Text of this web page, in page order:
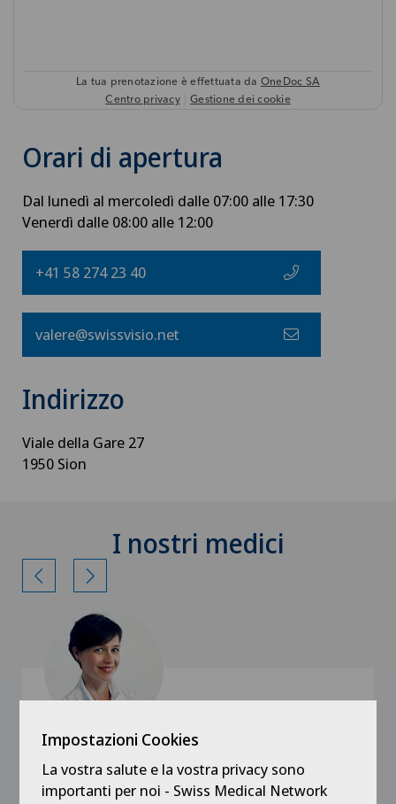
Orari di apertura
Dal lunedì al mercoledì dalle 07:00 alle 17:30
Venerdì dalle 08:00 alle 12:00
+41 58 274 23 40
valere@swissvisio.net
Indirizzo
Viale della Gare 27
1950 Sion
I nostri medici
Swiss Visio
Dr. med. Catherine Roux-Lelièvre
Impostazioni Cookies
La vostra salute e la vostra privacy sono
importanti per noi - Swiss Medical Network